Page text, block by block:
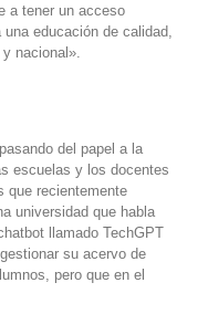
a tener un acceso
educación de calidad,
nacional».
del papel a la
escuelas y los docentes
que recientemente
universidad que habla
llamado TechGPT
su acervo de
pero que en el